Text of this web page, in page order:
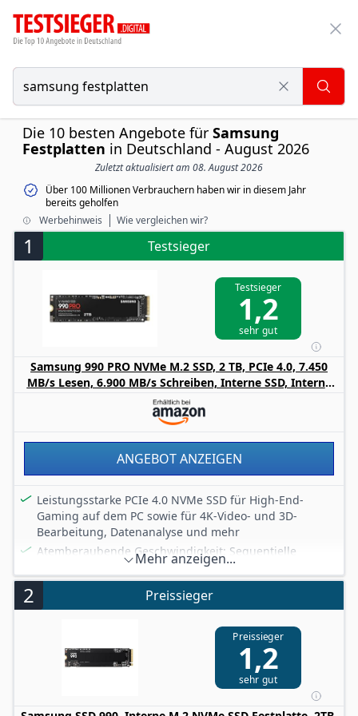
Die 10 besten Angebote für Samsung
Festplatten in Deutschland - August 2026
Zuletzt aktualisiert am 08. August 2026
Über 100 Millionen Verbrauchern haben wir in diesem Jahr
bereits geholfen
Werbehinweis
Wie vergleichen wir?
1 Testsieger
Testsieger
1,2
sehr gut
Samsung 990 PRO NVMe M.2 SSD, 2 TB, PCIe 4.0, 7.450
MB/s Lesen, 6.900 MB/s Schreiben, Interne SSD, Interne
SSD für Gaming und Videobearbeitung, Schwarz, MZ-
V9P2T0BW
ANGEBOT ANZEIGEN
Leistungsstarke PCIe 4.0 NVMe SSD für High-End-
Gaming auf dem PC sowie für 4K-Video- und 3D-
Bearbeitung, Datenanalyse und mehr
Atemberaubende Geschwindigkeit: Sequentielle
Lese-/Schreibgeschwindigkeiten von bis zu 7.450 MB/s
bzw. 6.900 MB/s bei allen Varianten von 1 bis 4 TB
dank Heat Spreader und Dynamic Thermal Guard-
Technologie zum Schutz vor Überhitzung
Speicherkapazitäten von bis zu 4 TB im kompakten M.2-
Formfaktor (2280), Ideal für leistungsstarke
Mehr anzeigen...
2 Preissieger
Preissieger
1,2
sehr gut